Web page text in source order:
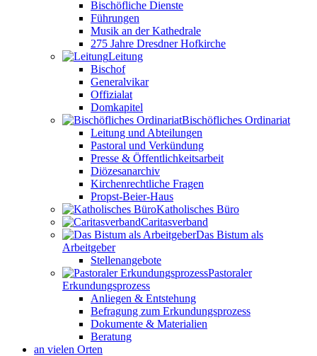
Bischöfliche Dienste
Führungen
Musik an der Kathedrale
275 Jahre Dresdner Hofkirche
Leitung
Bischof
Generalvikar
Offizialat
Domkapitel
Bischöfliches Ordinariat
Leitung und Abteilungen
Pastoral und Verkündung
Presse & Öffentlichkeitsarbeit
Diözesanarchiv
Kirchenrechtliche Fragen
Propst-Beier-Haus
Katholisches Büro
Caritasverband
Das Bistum als
Arbeitgeber
Stellenangebote
Pastoraler
Erkundungsprozess
Anliegen & Entstehung
Befragung zum Erkundungsprozess
Dokumente & Materialien
Beratung
an vielen Orten